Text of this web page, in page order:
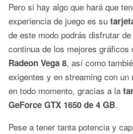
Pero si hay algo que hará que
experiencia de juego es su
de este modo podrás disfrutar
continua de los mejores gráficos
Radeon Vega 8, así como
exigentes y en streaming con un
en todo momento, gracias a la
GeForce GTX 1650 de 4 GB.
Pese a tener tanta potencia y